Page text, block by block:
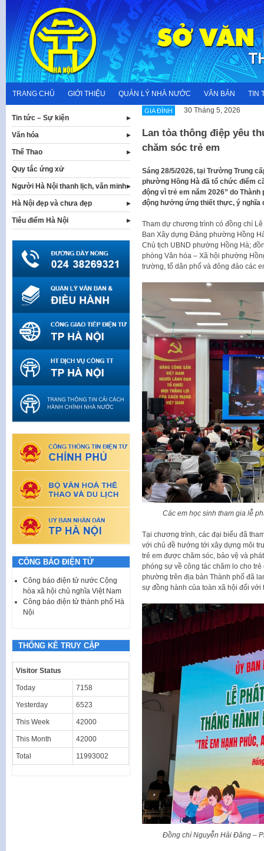
content
TRANG CHỦ GIỚI THIỆU QUẢN LÝ NHÀ NƯỚC VĂN BẢN TIN
GIA ĐÌNH 30 Tháng 5, 2026
Lan tỏa thông điệp yêu
chăm sóc trẻ em
Sáng 28/5/2026, tại Trường Trung
phường Hồng Hà đã tổ chức điểm
động vì trẻ em năm 2026” do
động hưởng ứng thiết thực, ý nghĩa
Tham dự chương trình có đồng chí
Ban Xây dựng Đảng phường Hồng
Chủ tịch UBND phường Hồng Hà;
phòng Văn hóa – Xã hội phường
trường, tổ dân phố và đông đảo các
Các em học sinh tham gia lễ
Tại chương trình, các đại biểu đã
với chủ đề hướng tới xây dựng môi
trẻ em được chăm sóc, bảo vệ và
phóng sự về công tác chăm lo cho
phường trên địa bàn Thành phố đã
sự đồng hành của toàn xã hội đối với
Đồng chí Nguyễn Hải Đăng –
Tin tức – Sự kiện
Văn hóa
Thể Thao
Quy tắc ứng xử
Người Hà Nội thanh lịch, văn minh
Hà Nội đẹp và chưa đẹp
Tiêu điểm Hà Nội
CÔNG BÁO ĐIỆN TỬ
Công báo điện tử nước Cộng
hòa xã hội chủ nghĩa Việt Nam
Công báo điện tử thành phố Hà
Nội
THỐNG KÊ TRUY CẬP
Visitor Status
Today 7158
Yesterday 6523
This Week 42000
This Month 42000
Total 11993002